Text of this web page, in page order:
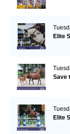
Elite
Save
Elite